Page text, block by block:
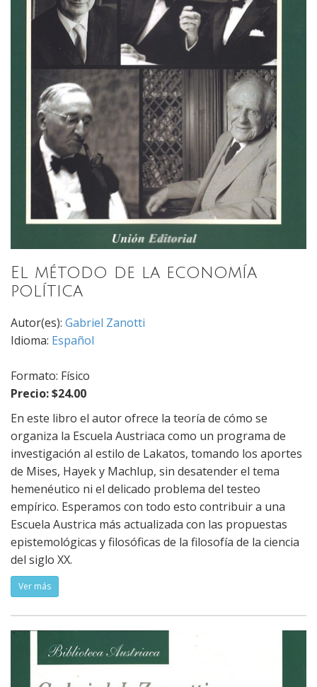
El método de la economía
política
Autor(es): Gabriel Zanotti
Idioma: Español
Formato: Físico
Precio: $24.00
En este libro el autor ofrece la teoría de cómo se
organiza la Escuela Austriaca como un programa de
investigación al estilo de Lakatos, tomando los aportes
de Mises, Hayek y Machlup, sin desatender el tema
hemenéutico ni el delicado problema del testeo
empírico. Esperamos con todo esto contribuir a una
Escuela Austrica más actualizada con las propuestas
epistemológicas y filosóficas de la filosofía de la ciencia
del siglo XX.
Ver más